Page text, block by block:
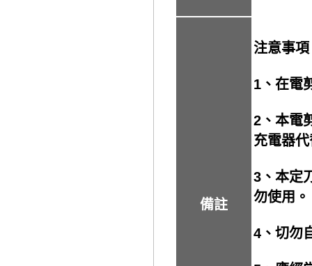
備註
注意事項
1、在電
2、本電
充電器
3、本定
勿使用。
4、切勿